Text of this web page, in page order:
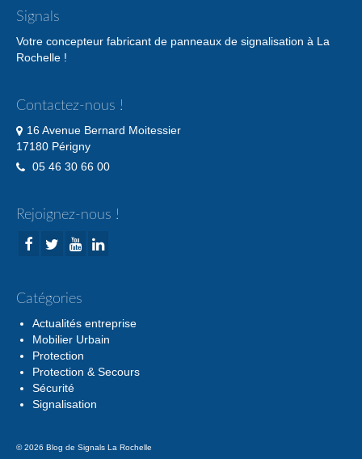
Signals
Votre concepteur fabricant de panneaux de signalisation à La
Rochelle !
Contactez-nous !
16 Avenue Bernard Moitessier
17180 Périgny
05 46 30 66 00
Rejoignez-nous !
Catégories
Actualités entreprise
Mobilier Urbain
Protection
Protection & Secours
Sécurité
Signalisation
© 2026 Blog de Signals La Rochelle